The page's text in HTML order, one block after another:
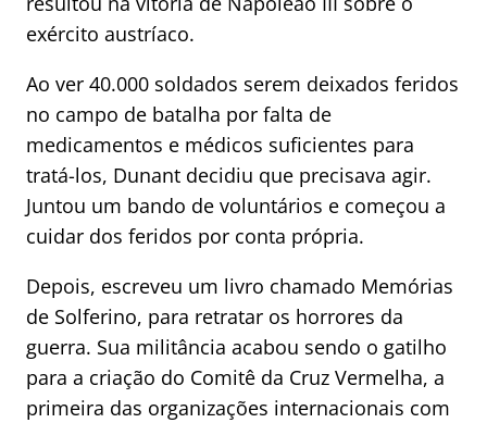
exército austríaco.
Ao ver 40.000 soldados serem deixados feridos
no campo de batalha por falta de
medicamentos e médicos suficientes para
tratá-los, Dunant decidiu que precisava agir.
Juntou um bando de voluntários e começou a
cuidar dos feridos por conta própria.
Depois, escreveu um livro chamado Memórias
de Solferino, para retratar os horrores da
guerra. Sua militância acabou sendo o gatilho
para a criação do Comitê da Cruz Vermelha, a
primeira das organizações internacionais com